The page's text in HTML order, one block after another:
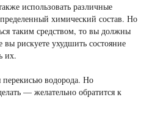
использовать различные
химический состав. Но
таким средством, то вы должны
рискуете ухудшить состояние
их.
водорода. Но
— желательно обратится к